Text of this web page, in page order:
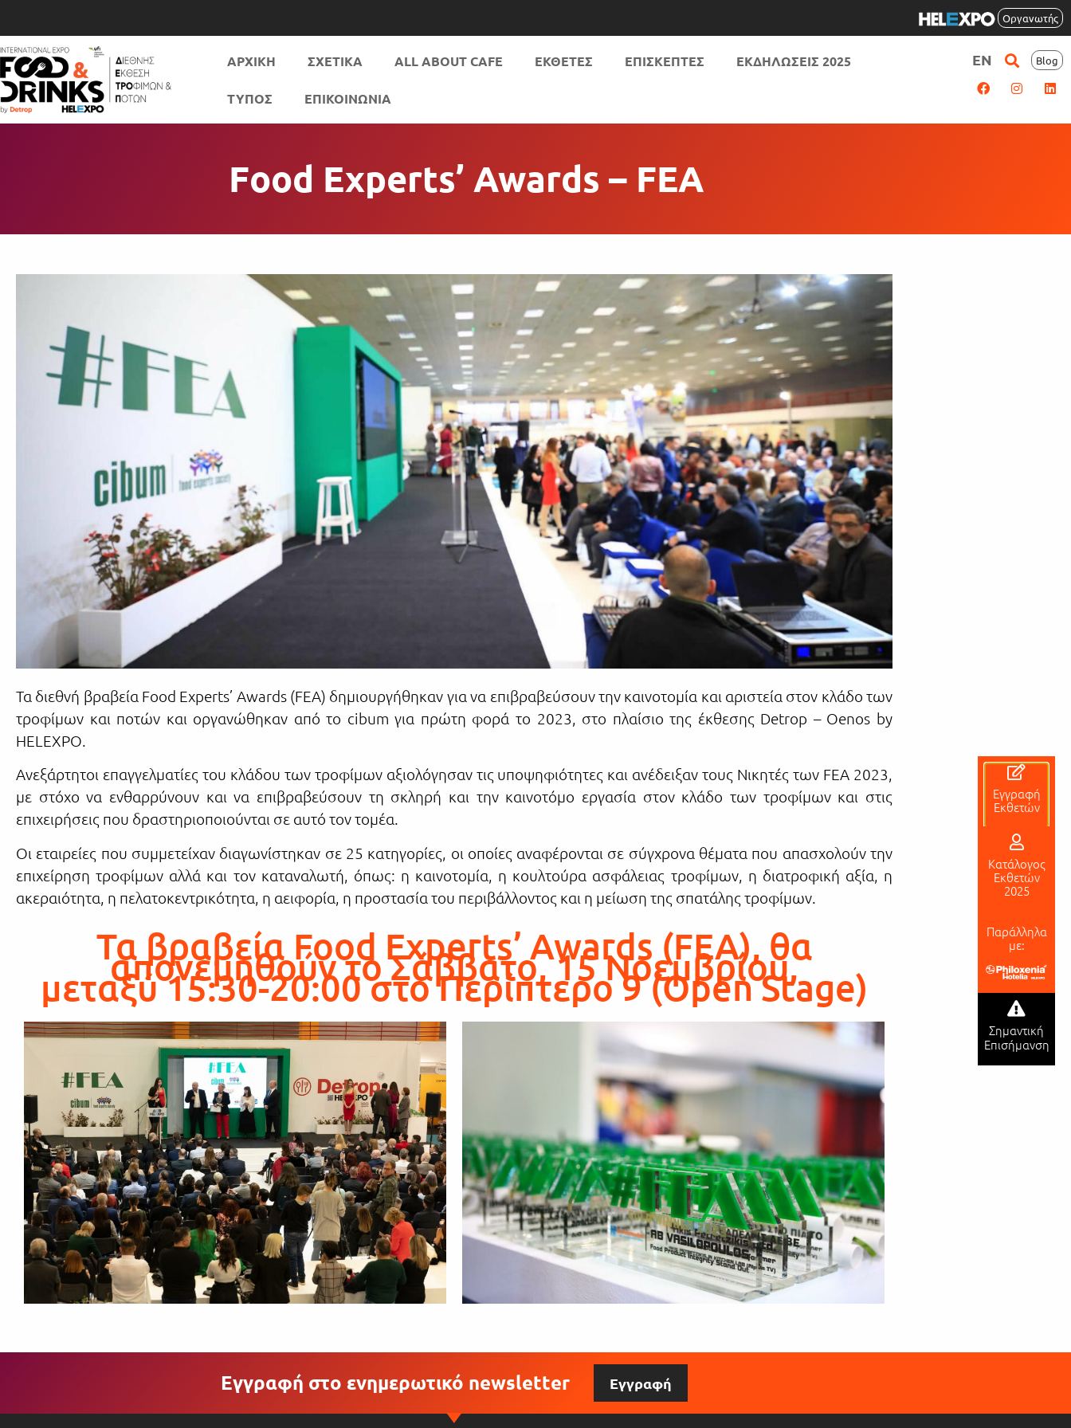
Οργανωτής
ΑΡΧΙΚΗ ΣΧΕΤΙΚΑ ALL ABOUT CAFE ΕΚΘΕΤΕΣ ΕΠΙΣΚΕΠΤΕΣ ΕΚΔΗΛΩΣΕΙΣ 2025
ΤΥΠΟΣ ΕΠΙΚΟΙΝΩΝΙΑ
EN Blog
Food Experts’ Awards – FEA
Τα διεθνή βραβεία Food Experts’ Awards (FEA) δημιουργήθηκαν για να επιβραβεύσουν την καινοτομία και αριστεία στον κλάδο των
τροφίμων και ποτών και οργανώθηκαν από το cibum για πρώτη φορά το 2023, στο πλαίσιο της έκθεσης Detrop – Oenos by
HELEXPO.
Ανεξάρτητοι επαγγελματίες του κλάδου των τροφίμων αξιολόγησαν τις υποψηφιότητες και ανέδειξαν τους Νικητές των FEA 2023,
με στόχο να ενθαρρύνουν και να επιβραβεύσουν τη σκληρή και την καινοτόμο εργασία στον κλάδο των τροφίμων και στις
επιχειρήσεις που δραστηριοποιούνται σε αυτό τον τομέα.
Οι εταιρείες που συμμετείχαν διαγωνίστηκαν σε 25 κατηγορίες, οι οποίες αναφέρονται σε σύγχρονα θέματα που απασχολούν την
επιχείρηση τροφίμων αλλά και τον καταναλωτή, όπως: η καινοτομία, η κουλτούρα ασφάλειας τροφίμων, η διατροφική αξία, η
ακεραιότητα, η πελατοκεντρικότητα, η αειφορία, η προστασία του περιβάλλοντος και η μείωση της σπατάλης τροφίμων.
Τα βραβεία Food Experts’ Awards (FEA), θα
απονεμηθούν το Σάββατο, 15 Νοεμβρίου,
μεταξύ 15:30-20:00 στο Περίπτερο 9 (Open Stage)
Εγγραφή στο ενημερωτικό newsletter Εγγραφή
Εγγραφή
Εκθετών
Κατάλογος
Εκθετών
2025
Παράλληλα
με:
Σημαντική
Επισήμανση